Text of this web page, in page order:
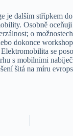
je dalším střípkem
Osobně oceňuji
o
dokonce
se
s mobilními
šitá na míru